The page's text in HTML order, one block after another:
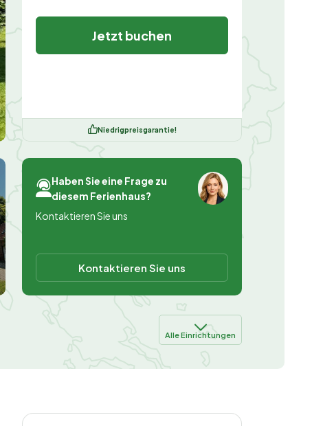
Jetzt buchen
Niedrigpreisgarantie!
Haben Sie eine Frage zu
diesem Ferienhaus?
Kontaktieren Sie uns
Kontaktieren Sie uns
Alle Einrichtungen